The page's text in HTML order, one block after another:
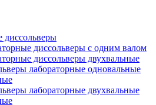
диссольверы
диссольверы с одним валом
диссольверы двухвальные
лабораторные одновальные
лабораторные двухвальные